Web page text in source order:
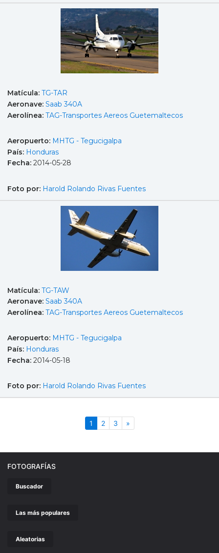
Matícula: TG-TAR
Aeronave: Saab 340A
Aerolínea: TAG-Transportes Aereos Guetemaltecos
Aeropuerto: MHTG - Tegucigalpa
País: Honduras
Fecha: 2014-05-28
Foto por: Harold Rolando Rivas Fuentes
Matícula: TG-TAW
Aeronave: Saab 340A
Aerolínea: TAG-Transportes Aereos Guetemaltecos
Aeropuerto: MHTG - Tegucigalpa
País: Honduras
Fecha: 2014-05-18
Foto por: Harold Rolando Rivas Fuentes
1 (actual)
2 3 »Siguiente
FOTOGRAFÍAS
Buscador
Las más populares
Aleatorias